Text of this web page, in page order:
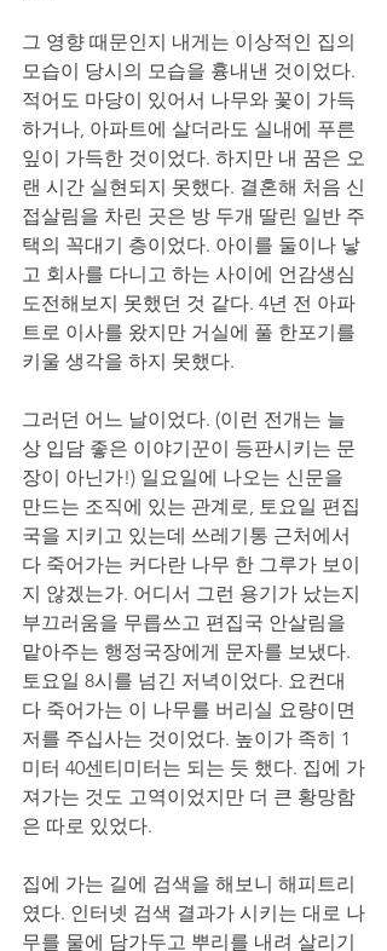
그 영향 때문인지 내게는 이상적인 집의
모습이 당시의 모습을 흉내낸 것이었다.
적어도 마당이 있어서 나무와 꽃이 가득
하거나, 아파트에 살더라도 실내에 푸른
잎이 가득한 것이었다. 하지만 내 꿈은 오
랜 시간 실현되지 못했다. 결혼해 처음 신
접살림을 차린 곳은 방 두개 딸린 일반 주
택의 꼭대기 층이었다. 아이를 둘이나 낳
고 회사를 다니고 하는 사이에 언감생심
도전해보지 못했던 것 같다. 4년 전 아파
트로 이사를 왔지만 거실에 풀 한포기를
키울 생각을 하지 못했다.
그러던 어느 날이었다. (이런 전개는 늘
상 입담 좋은 이야기꾼이 등판시키는 문
장이 아닌가!) 일요일에 나오는 신문을
만드는 조직에 있는 관계로, 토요일 편집
국을 지키고 있는데 쓰레기통 근처에서
다 죽어가는 커다란 나무 한 그루가 보이
지 않겠는가. 어디서 그런 용기가 났는지
부끄러움을 무릅쓰고 편집국 안살림을
맡아주는 행정국장에게 문자를 보냈다.
토요일 8시를 넘긴 저녁이었다. 요컨대
다 죽어가는 이 나무를 버리실 요량이면
저를 주십사는 것이었다. 높이가 족히 1
미터 40센티미터는 되는 듯 했다. 집에 가
져가는 것도 고역이었지만 더 큰 황망함
은 따로 있었다.
집에 가는 길에 검색을 해보니 해피트리
였다. 인터넷 검색 결과가 시키는 대로 나
무를 물에 담가두고 뿌리를 내려 살리기